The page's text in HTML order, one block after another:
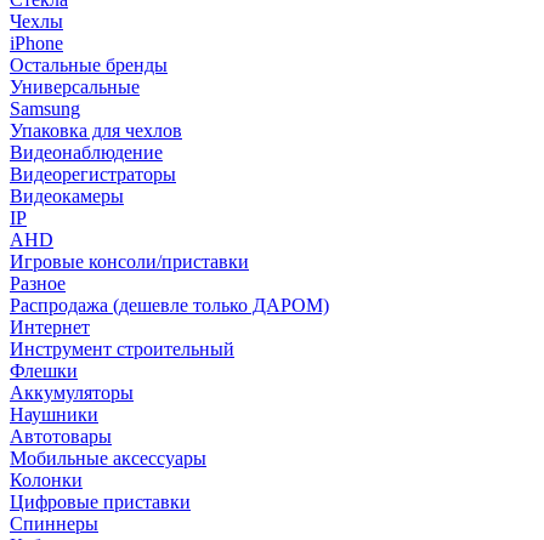
Чехлы
iPhone
Остальные бренды
Универсальные
Samsung
Упаковка для чехлов
Видеонаблюдение
Видеорегистраторы
Видеокамеры
IP
AHD
Игровые консоли/приставки
Разное
Распродажа (дешевле только ДАРОМ)
Интернет
Инструмент строительный
Флешки
Аккумуляторы
Наушники
Автотовары
Мобильные аксессуары
Колонки
Цифровые приставки
Спиннеры